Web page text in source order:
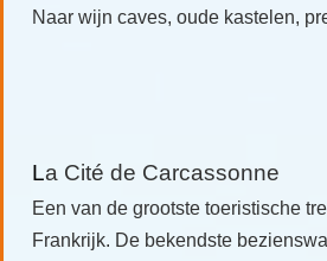
Naar wijn caves, oude kastelen,
La Cité de Carcassonne
Een van de grootste toeristische
Frankrijk. De bekendste